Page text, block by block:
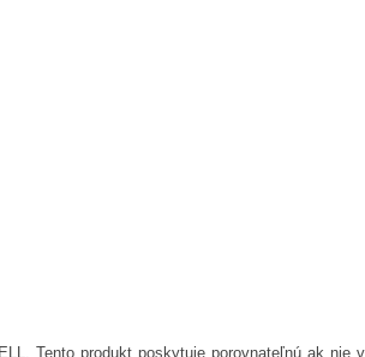
Tento produkt poskytuje porovnateľnú ak nie